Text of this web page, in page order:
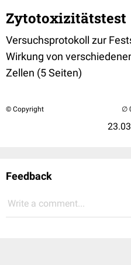
Zytotoxizitätstest
Versuchsprotokoll zur
Wirkung von
Zellen (5 Seiten)
© Copyright
Feedback
Write a comment...